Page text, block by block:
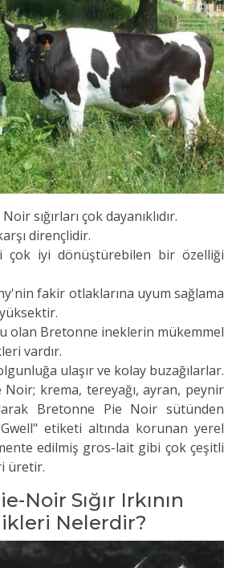
sığırları çok dayanıklıdır.
dirençlidir.
çok iyi dönüştürebilen bir özelliği
fakir otlaklarına uyum sağlama
olan Bretonne ineklerin mükemmel
vardır.
ulaşır ve kolay buzağılarlar.
krema, tereyağı, ayran, peynir
Bretonne Pie Noir sütünden
etiketi altında korunan yerel
edilmiş gros-lait gibi çok çeşitli
üretir.
Noir Sığır Irkının
Nelerdir?